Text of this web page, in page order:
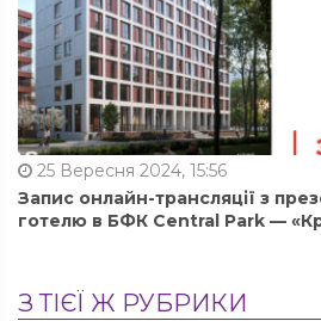
25 Вересня 2024, 15:56
Запис онлайн-трансляції з
готелю в БФК Central Park —
З ТІЄЇ Ж РУБРИКИ